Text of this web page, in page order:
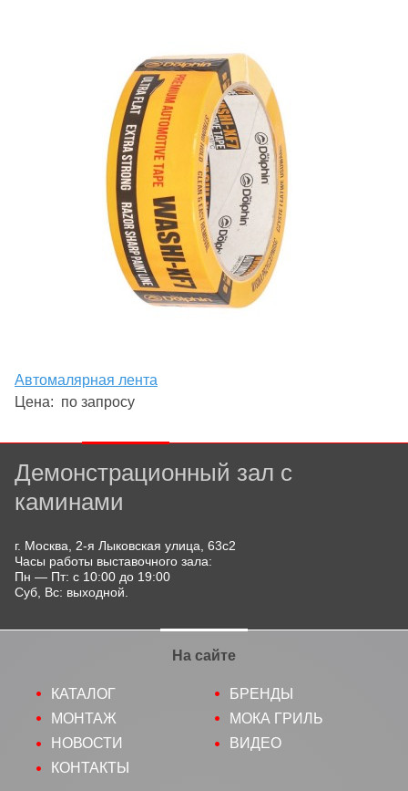
Автомалярная лента
Цена: по запросу
Демонстрационный зал с
каминами
г. Москва, 2-я Лыковская улица, 63с2
Часы работы выставочного зала:
Пн — Пт: с 10:00 до 19:00
Суб, Вс: выходной.
На сайте
КАТАЛОГ
БРЕНДЫ
МОНТАЖ
МОКА ГРИЛЬ
НОВОСТИ
ВИДЕО
КОНТАКТЫ